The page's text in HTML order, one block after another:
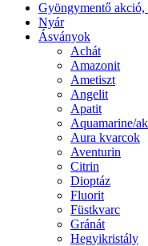
Gyöngymentő akció,
Nyár
Ásványok
Achát
Amazonit
Ametiszt
Angelit
Apatit
Aquamarine/
Aura kvarcok
Aventurin
Citrin
Dioptáz
Fluorit
Füstkvarc
Gránát
Hegyikristály